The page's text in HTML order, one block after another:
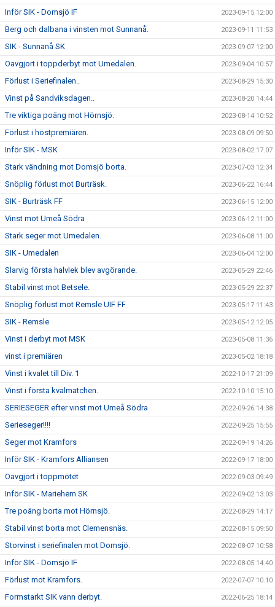
Inför SIK - Domsjö IF 2023-09-15 12:00
Berg och dalbana i vinsten mot Sunnanå. 2023-09-11 11:53
SIK - Sunnanå SK 2023-09-07 12:00
Oavgjort i toppderbyt mot Umedalen. 2023-09-04 10:57
Förlust i Seriefinalen.. 2023-08-29 15:30
Vinst på Sandviksdagen.. 2023-08-20 14:44
Tre viktiga poäng mot Hörnsjö. 2023-08-14 10:52
Förlust i höstpremiären. 2023-08-09 09:50
Inför SIK - MSK 2023-08-02 17:07
Stark vändning mot Domsjö borta. 2023-07-03 12:34
Snöplig förlust mot Burträsk. 2023-06-22 16:44
SIK - Burträsk FF 2023-06-15 12:00
Vinst mot Umeå Södra 2023-06-12 11:00
Stark seger mot Umedalen. 2023-06-08 11:00
SIK - Umedalen 2023-06-04 12:00
Slarvig första halvlek blev avgörande. 2023-05-29 22:46
Stabil vinst mot Betsele. 2023-05-29 22:37
Snöplig förlust mot Remsle UIF FF 2023-05-17 11:43
SIK - Remsle 2023-05-12 12:05
Vinst i derbyt mot MSK 2023-05-08 11:36
vinst i premiären 2023-05-02 18:18
Vinst i kvalet till Div. 1 2022-10-17 21:09
Vinst i första kvalmatchen. 2022-10-10 15:10
SERIESEGER efter vinst mot Umeå Södra 2022-09-26 14:38
Serieseger!!!! 2022-09-25 15:55
Seger mot Kramfors 2022-09-19 14:26
Inför SIK - Kramfors Alliansen 2022-09-17 18:00
Oavgjort i toppmötet 2022-09-03 09:49
Inför SIK - Mariehem SK 2022-09-02 13:03
Tre poäng borta mot Hörnsjö. 2022-08-29 14:17
Stabil vinst borta mot Clemensnäs. 2022-08-15 09:50
Storvinst i seriefinalen mot Domsjö. 2022-08-07 10:58
Inför SIK - Domsjö IF 2022-08-05 14:40
Förlust mot Kramfors. 2022-07-07 10:10
Formstarkt SIK vann derbyt. 2022-06-25 18:14